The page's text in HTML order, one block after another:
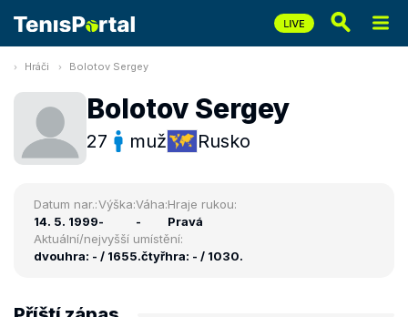
Hráči Bolotov Sergey
Bolotov Sergey
27 muž Rusko
Datum nar.:
14. 5. 1999
Výška:
-
Váha:
-
Hraje rukou:
Pravá
Aktuální/nejvyšší umístění:
dvouhra: - / 1655.čtyřhra: - / 1030.